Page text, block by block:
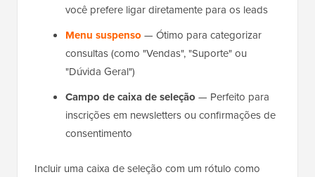
você prefere ligar diretamente para os leads
Menu suspenso — Ótimo para categorizar
consultas (como "Vendas", "Suporte" ou
"Dúvida Geral")
Campo de caixa de seleção — Perfeito para
inscrições em newsletters ou confirmações de
consentimento
Incluir uma caixa de seleção com um rótulo como